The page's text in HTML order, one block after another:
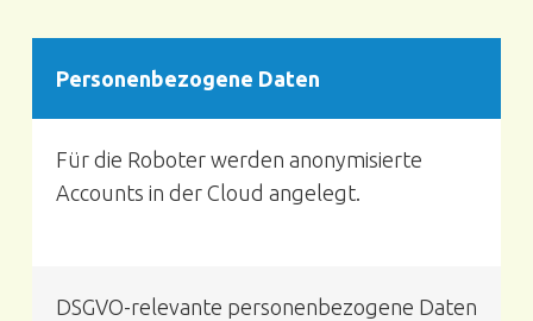
Personenbezogene Daten
Für die Roboter werden anonymisierte
Accounts in der Cloud angelegt.
DSGVO-relevante personenbezogene Daten